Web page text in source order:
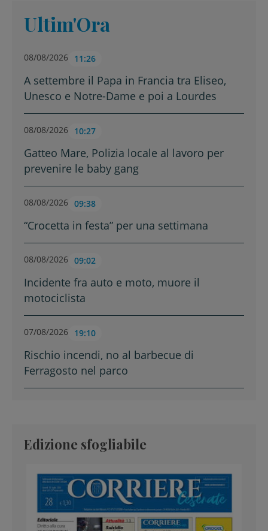
Ultim'Ora
08/08/2026 11:26
A settembre il Papa in Francia tra Eliseo,
Unesco e Notre-Dame e poi a Lourdes
08/08/2026 10:27
Gatteo Mare, Polizia locale al lavoro per
prevenire le baby gang
08/08/2026 09:38
“Crocetta in festa” per una settimana
08/08/2026 09:02
Incidente fra auto e moto, muore il
motociclista
07/08/2026 19:10
Rischio incendi, no al barbecue di
Ferragosto nel parco
Edizione sfogliabile